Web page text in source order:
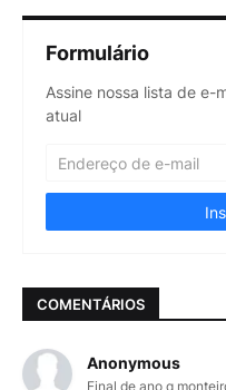
Formulário
Assine nossa lista de e-
atual
COMENTÁRIOS
Anonymous
Final de ano q